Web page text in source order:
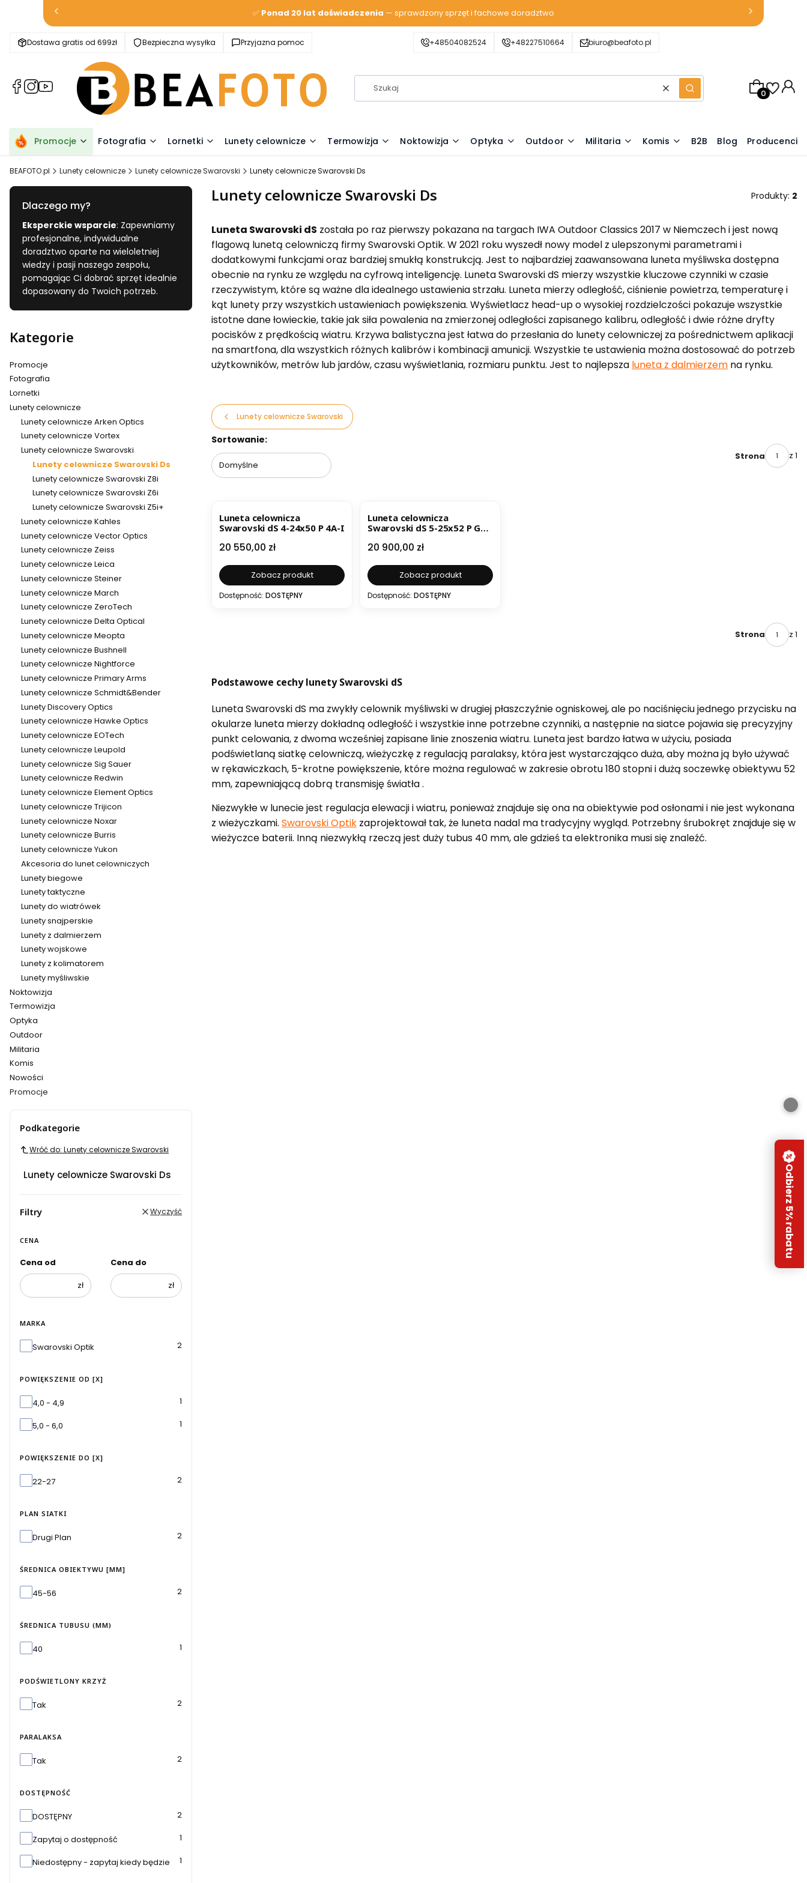
✅ Ponad 20 lat doświadczenia — sprawdzony sprzęt i fachowe doradztwo
Dostawa gratis od 699zł Bezpieczna wysyłka Przyjazna pomoc +48504082524 +48227510664 biuro@beafoto.pl
(Otwiera
karcie)
(Otwiera
karcie)
(Otwiera
karcie)
WyczyśćSzukaj
Produkty w
Promocje Fotografia Lornetki Lunety celownicze Termowizja Noktowizja Optyka Outdoor Militaria Komis B2B Blog Producenci
BEAFOTO.pl Lunety celownicze Lunety celownicze Swarovski Lunety celownicze Swarovski Ds
Dlaczego my?
Eksperckie wsparcie: Zapewniamy
profesjonalne, indywidualne
doradztwo oparte na wieloletniej
wiedzy i pasji naszego zespołu,
pomagając Ci dobrać sprzęt idealnie
dopasowany do Twoich potrzeb.
Kategorie
Promocje
Fotografia
Lornetki
Lunety celownicze
Lunety celownicze Arken Optics
Lunety celownicze Vortex
Lunety celownicze Swarovski
Lunety celownicze Swarovski Ds
Lunety celownicze Swarovski Z8i
Lunety celownicze Swarovski Z6i
Lunety celownicze Swarovski Z5i+
Lunety celownicze Kahles
Lunety celownicze Vector Optics
Lunety celownicze Zeiss
Lunety celownicze Leica
Lunety celownicze Steiner
Lunety celownicze March
Lunety celownicze ZeroTech
Lunety celownicze Delta Optical
Lunety celownicze Meopta
Lunety celownicze Bushnell
Lunety celownicze Nightforce
Lunety celownicze Primary Arms
Lunety celownicze Schmidt&Bender
Lunety Discovery Optics
Lunety celownicze Hawke Optics
Lunety celownicze EOTech
Lunety celownicze Leupold
Lunety celownicze Sig Sauer
Lunety celownicze Redwin
Lunety celownicze Element Optics
Lunety celownicze Trijicon
Lunety celownicze Noxar
Lunety celownicze Burris
Lunety celownicze Yukon
Akcesoria do lunet celowniczych
Lunety biegowe
Lunety taktyczne
Lunety do wiatrówek
Lunety snajperskie
Lunety z dalmierzem
Lunety wojskowe
Lunety z kolimatorem
Lunety myśliwskie
Noktowizja
Termowizja
Optyka
Outdoor
Militaria
Komis
Nowości
Promocje
Podkategorie
Wróć do: Lunety celownicze Swarovski
Lunety celownicze Swarovski Ds
Filtry Wyczyść
CENA
Cena od
zł
Cena do
zł
MARKA
Marka
Swarovski Optik 2
POWIĘKSZENIE OD [X]
Powiększenie od [x]
4,0 - 4,9 1
5,0 - 6,0 1
POWIĘKSZENIE DO [X]
Powiększenie do [x]
22-27 2
PLAN SIATKI
Plan siatki
Drugi Plan 2
ŚREDNICA OBIEKTYWU [MM]
Średnica obiektywu [mm]
45-56 2
ŚREDNICA TUBUSU (MM)
Średnica tubusu (mm)
40 1
PODŚWIETLONY KRZYŻ
Podświetlony krzyż
Tak 2
PARALAKSA
Paralaksa
Tak 2
DOSTĘPNOŚĆ
Dostępność
DOSTĘPNY 2
Zapytaj o dostępność 1
Niedostępny - zapytaj kiedy będzie 1
Lunety celownicze Swarovski Ds Produkty: 2
Luneta Swarovski dS została po raz pierwszy pokazana na targach IWA Outdoor Classics 2017 w Niemczech i jest nową
flagową lunetą celowniczą firmy Swarovski Optik. W 2021 roku wyszedł nowy model z ulepszonymi parametrami i
dodatkowymi funkcjami oraz bardziej smukłą konstrukcją. Jest to najbardziej zaawansowana luneta myśliwska dostępna
obecnie na rynku ze względu na cyfrową inteligencję. Luneta Swarovski dS mierzy wszystkie kluczowe czynniki w czasie
rzeczywistym, które są ważne dla idealnego ustawienia strzału. Luneta mierzy odległość, ciśnienie powietrza, temperaturę i
kąt lunety przy wszystkich ustawieniach powiększenia. Wyświetlacz head-up o wysokiej rozdzielczości pokazuje wszystkie
istotne dane łowieckie, takie jak siła powalenia na zmierzonej odległości zapisanego kalibru, odległość i dwie różne dryfty
pocisków z prędkością wiatru. Krzywa balistyczna jest łatwa do przesłania do lunety celowniczej za pośrednictwem aplikacji
na smartfona, dla wszystkich różnych kalibrów i kombinacji amunicji. Wszystkie te ustawienia można dostosować do potrzeb
użytkowników, metrów lub jardów, czasu wyświetlania, rozmiaru punktu. Jest to najlepsza luneta z dalmierzem na rynku.
Lunety celownicze Swarovski
Lista produktów
Sortowanie:
Domyślne
Strona z 1
Luneta celownicza
Swarovski dS 4-24x50 P 4A-I
Cena
20 550,00 zł
Zobacz produkt
Dostępność: DOSTĘPNY
Luneta celownicza
Swarovski dS 5-25x52 P Gen
Cena
20 900,00 zł
Zobacz produkt
Dostępność: DOSTĘPNY
Strona z 1
Podstawowe cechy lunety Swarovski dS
Luneta Swarovski dS ma zwykły celownik myśliwski w drugiej płaszczyźnie ogniskowej, ale po naciśnięciu jednego przycisku na
okularze luneta mierzy dokładną odległość i wszystkie inne potrzebne czynniki, a następnie na siatce pojawia się precyzyjny
punkt celowania, z dwoma wcześniej zapisane linie znoszenia wiatru. Luneta jest bardzo łatwa w użyciu, posiada
podświetlaną siatkę celowniczą, wieżyczkę z regulacją paralaksy, która jest wystarczająco duża, aby można ją było używać
w rękawiczkach, 5-krotne powiększenie, które można regulować w zakresie obrotu 180 stopni i dużą soczewkę obiektywu 52
mm, zapewniającą dobrą transmisję światła .
Niezwykłe w lunecie jest regulacja elewacji i wiatru, ponieważ znajduje się ona na obiektywie pod osłonami i nie jest wykonana
z wieżyczkami. Swarovski Optik zaprojektował tak, że luneta nadal ma tradycyjny wygląd. Potrzebny śrubokręt znajduje się w
wieżyczce baterii. Inną niezwykłą rzeczą jest duży tubus 40 mm, ale gdzieś ta elektronika musi się znaleźć.
Odbierz 5% rabatu